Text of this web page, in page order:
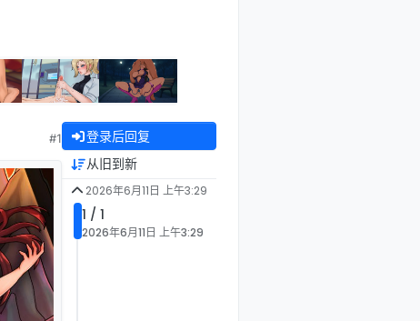
#1 登录后回复
从旧到新
2026年6月11日 上午3:29
1 / 1
2026年6月11日 上午3:29